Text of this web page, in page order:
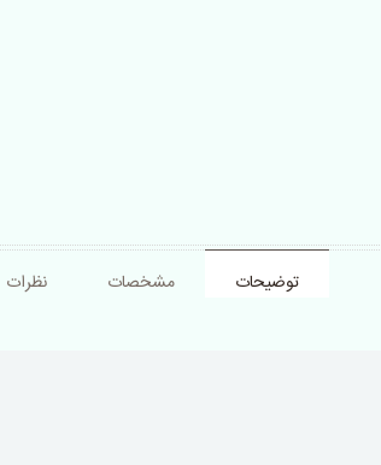
توضیحات مشخصات نظرات